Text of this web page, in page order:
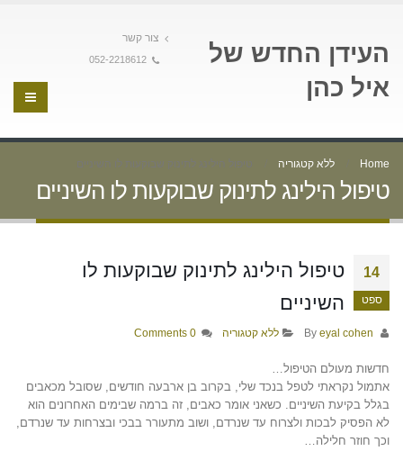
העידן החדש של
איל כהן
צור קשר
052-2218612
Home ללא קטגוריה טיפול הילינג לתינוק שבוקעות לו השיניים
טיפול הילינג לתינוק שבוקעות לו השיניים
14
ספט
טיפול הילינג לתינוק שבוקעות לו
השיניים
eyal cohen ללא קטגוריה 0 Comments
חדשות מעולם הטיפול…
אתמול נקראתי לטפל בנכד שלי, בקרוב בן ארבעה חודשים, שסובל מכאבים
בגלל בקיעת השיניים. כשאני אומר כאבים, זה ברמה שבימים האחרונים הוא
לא הפסיק לבכות ולצרוח עד שנרדם, ושוב מתעורר בבכי ובצרחות עד שנרדם,
וכך חוזר חלילה…